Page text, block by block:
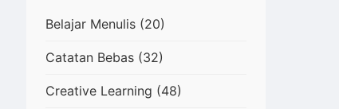
Belajar Menulis (20)
Catatan Bebas (32)
Creative Learning (48)